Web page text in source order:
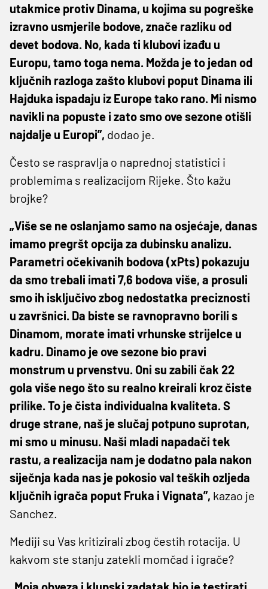
utakmice protiv Dinama, u kojima su pogreške
izravno usmjerile bodove, znače razliku od
devet bodova. No, kada ti klubovi izađu u
Europu, tamo toga nema. Možda je to jedan od
ključnih razloga zašto klubovi poput Dinama ili
Hajduka ispadaju iz Europe tako rano. Mi nismo
navikli na popuste i zato smo ove sezone otišli
najdalje u Europi”, dodao je.
Često se raspravlja o naprednoj statistici i
problemima s realizacijom Rijeke. Što kažu
brojke?
„Više se ne oslanjamo samo na osjećaje, danas
imamo pregršt opcija za dubinsku analizu.
Parametri očekivanih bodova (xPts) pokazuju
da smo trebali imati 7,6 bodova više, a prosuli
smo ih isključivo zbog nedostatka preciznosti
u završnici. Da biste se ravnopravno borili s
Dinamom, morate imati vrhunske strijelce u
kadru. Dinamo je ove sezone bio pravi
monstrum u prvenstvu. Oni su zabili čak 22
gola više nego što su realno kreirali kroz čiste
prilike. To je čista individualna kvaliteta. S
druge strane, naš je slučaj potpuno suprotan,
mi smo u minusu. Naši mladi napadači tek
rastu, a realizacija nam je dodatno pala nakon
siječnja kada nas je pokosio val teških ozljeda
ključnih igrača poput Fruka i Vignata”, kazao je
Sanchez.
Mediji su Vas kritizirali zbog čestih rotacija. U
kakvom ste stanju zatekli momčad i igrače?